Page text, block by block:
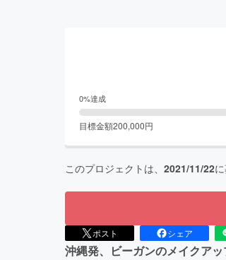
0%達成
目標金額200,000円
このプロジェクトは、 2021/11/22
ポスト シェア
沖縄発、ビーガンのメイクア